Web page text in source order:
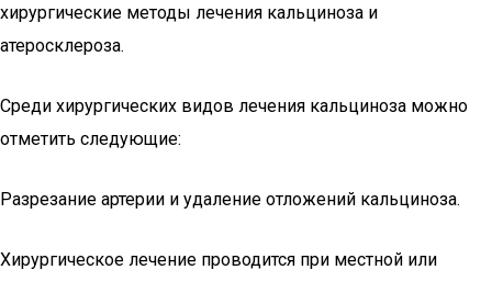
хирургические методы лечения кальциноза и
атеросклероза.
Среди хирургических видов лечения кальциноза можно
отметить следующие:
Разрезание артерии и удаление отложений кальциноза.
Хирургическое лечение проводится при местной или